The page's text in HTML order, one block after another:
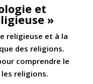
et
»
religieuse et à la
des religions.
comprendre le
religions.